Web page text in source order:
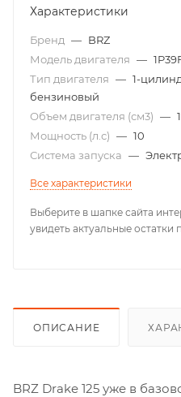
Характеристики
Бренд — BRZ
Модель двигателя —
Тип двигателя — 1-
бензиновый
Объем двигателя (см3) —
Мощность (л.с) — 10
Система запуска —
Все характеристики
Выберите в шапке сайта
увидеть актуальные остатки
ОПИСАНИЕ
BRZ Drake 125 уже в